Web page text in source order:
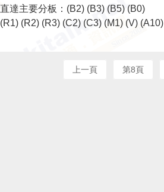
直達主要分板： (B2) (B3) (B5) (B0)
(R1) (R2) (R3) (C2) (C3) (M1) (V) (A10)
上一頁 第8頁